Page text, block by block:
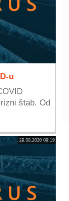
u
štab. Od
29.08.2020 09:19